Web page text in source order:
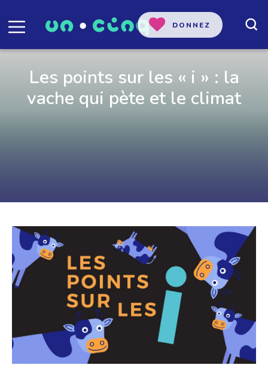
DONNEZ
Les points sur les « i » : la
vache qui pète et le climat